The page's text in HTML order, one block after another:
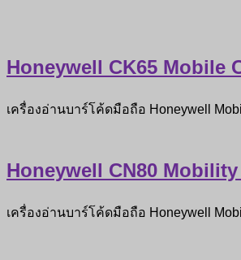
Honeywell CK65 Mobile
เครื่องอ่านบาร์โค้ดมือถือ Honeywell
Honeywell CN80
เครื่องอ่านบาร์โค้ดมือถือ Honeywell